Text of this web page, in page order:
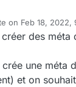
on Feb 18, 2022,
by cpotter
des méta
une méta
et on